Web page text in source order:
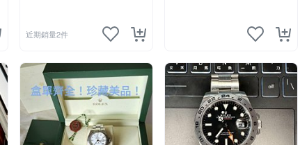
近期銷量2件